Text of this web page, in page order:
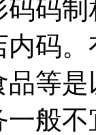
码
码
等
般